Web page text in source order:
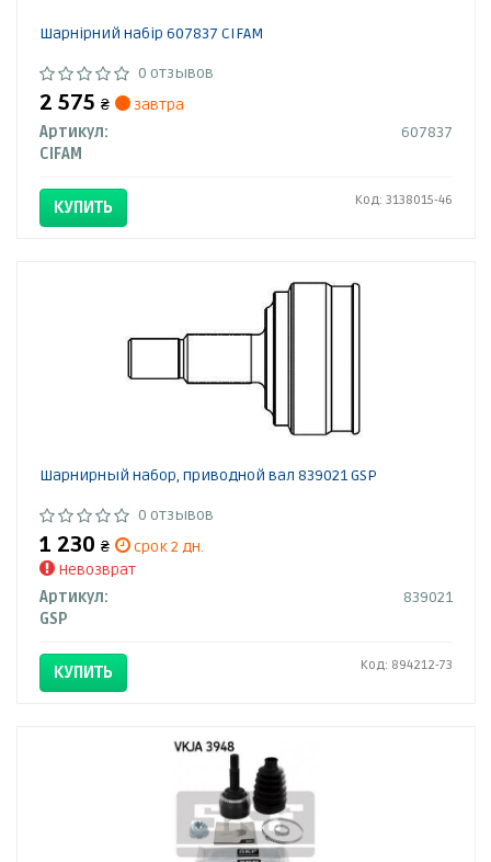
Шарнірний набір 607837 CIFAM
0 отзывов
2 575 ₴
завтра
Артикул:
607837
CIFAM
КУПИТЬ Код: 3138015-46
Шарнирный набор, приводной вал 839021 GSP
0 отзывов
1 230 ₴
срок 2 дн.
Невозврат
Артикул:
839021
GSP
КУПИТЬ Код: 894212-73